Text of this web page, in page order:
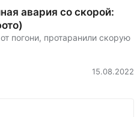
авария со скорой:
погони, протаранили скорую
15.08.2022